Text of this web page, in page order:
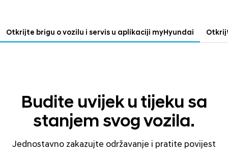
Otkrijte brigu o vozilu i servis u aplikaciji myHyundai
Budite uvijek u tijeku sa
stanjem svog vozila.
Jednostavno zakazujte održavanje i pratite povijest